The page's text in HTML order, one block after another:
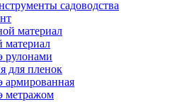
садоводства
материал
материал
рулонами
для пленок
армированная
метражом